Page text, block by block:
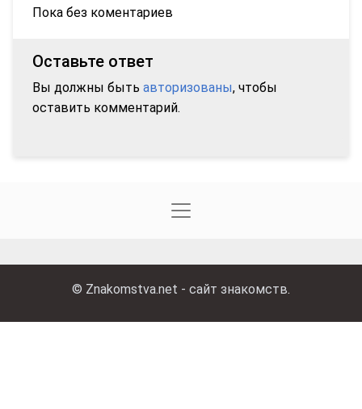
Пока без коментариев
Оставьте ответ
Вы должны быть авторизованы, чтобы
оставить комментарий.
© Znakomstva.net - сайт знакомств.